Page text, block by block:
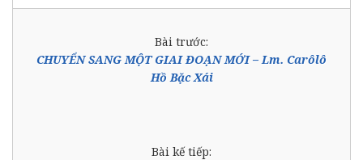
Bài trước:
CHUYỂN SANG MỘT GIAI ĐOẠN MỚI – Lm. Carôlô
Hồ Bặc Xái
Bài kế tiếp: